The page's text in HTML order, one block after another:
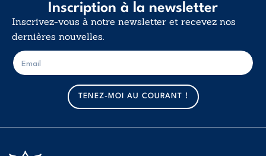
Inscription à la newsletter
Inscrivez-vous à notre newsletter et recevez nos
dernières nouvelles.
m
a
i
l
E
-
m
TENEZ-MOI AU COURANT !